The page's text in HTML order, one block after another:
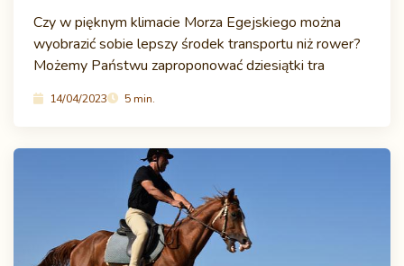
Czy w pięknym klimacie Morza Egejskiego można
wyobrazić sobie lepszy środek transportu niż rower?
Możemy Państwu zaproponować dziesiątki tra
14/04/2023 5 min.